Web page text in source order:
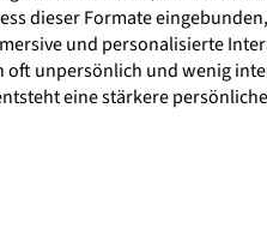
dieser Formate
und personalisierte
oft unpersönlich und wenig
eine stärkere